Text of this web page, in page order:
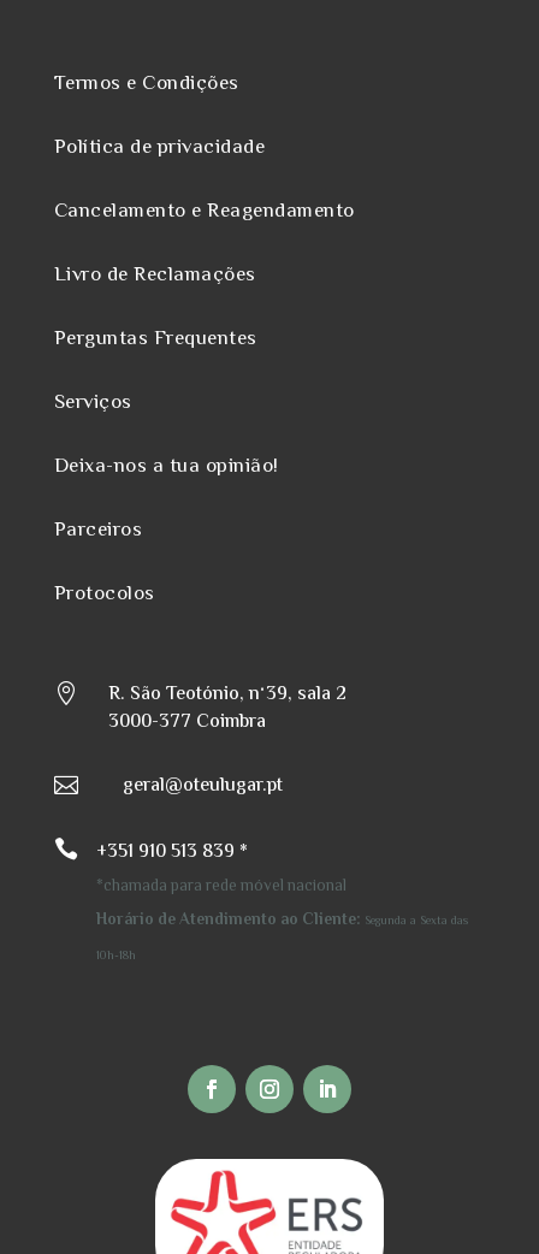
Termos e Condições
Política de privacidade
Cancelamento e Reagendamento
Livro de Reclamações
Perguntas Frequentes
Serviços
Deixa-nos a tua opinião!
Parceiros
Protocolos

R. São Teotónio, nº39, sala 2
3000-377 Coimbra
 geral@oteulugar.pt
 +351 910 513 839 *
*chamada para rede móvel nacional
Horário de Atendimento ao Cliente: Segunda a Sexta das
10h-18h